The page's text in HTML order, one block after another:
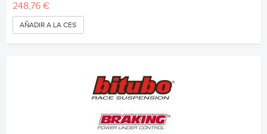
248,76 €
AÑADIR A LA CESTA